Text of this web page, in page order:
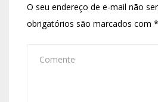
O seu endereço de e-mail não
obrigatórios são marcados com *